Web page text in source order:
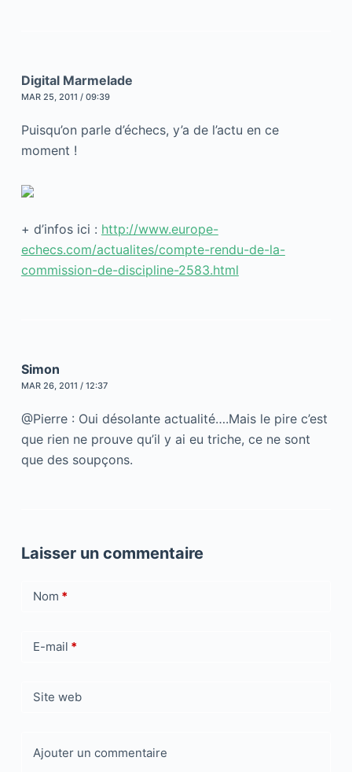
Digital Marmelade
MAR 25, 2011 / 09:39
Puisqu’on parle d’échecs, y’a de l’actu en ce
moment !
+ d’infos ici : http://www.europe-
echecs.com/actualites/compte-rendu-de-la-
commission-de-discipline-2583.html
Simon
MAR 26, 2011 / 12:37
@Pierre : Oui désolante actualité….Mais le pire c’est
que rien ne prouve qu’il y ai eu triche, ce ne sont
que des soupçons.
Laisser un commentaire
Nom *
E-mail *
Site web
Ajouter un commentaire